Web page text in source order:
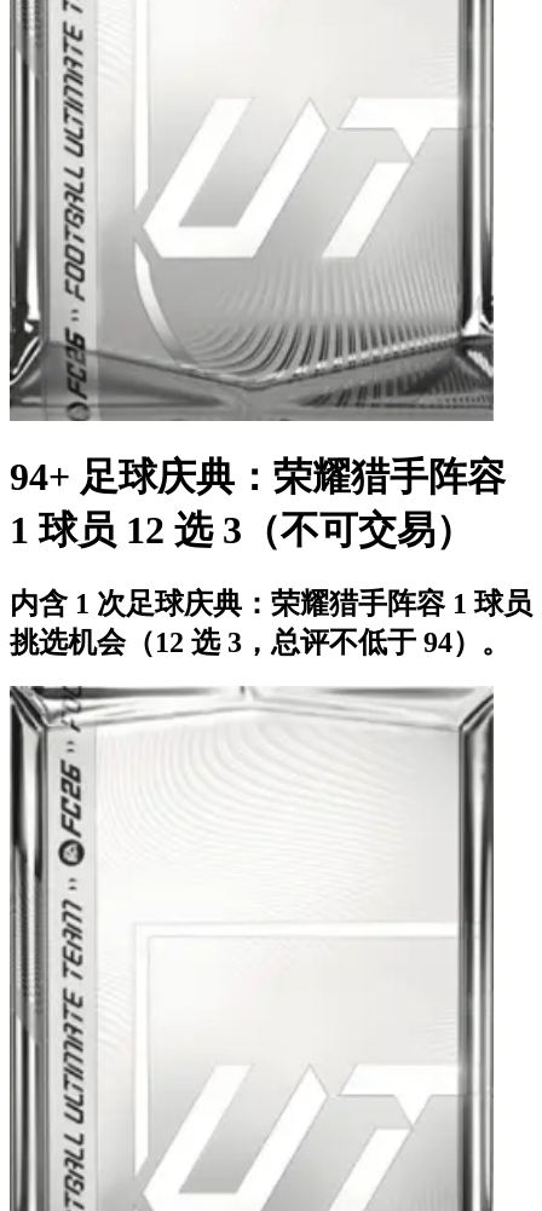
94+ 足球庆典：荣耀猎手阵容
1 球员 12 选 3（不可交易）
内含 1 次足球庆典：荣耀猎手阵容 1 球员
挑选机会（12 选 3，总评不低于 94）。